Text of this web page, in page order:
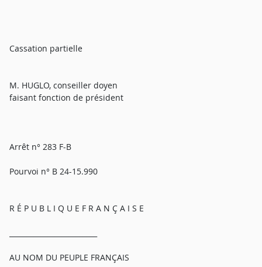
Cassation partielle
M. HUGLO, conseiller doyen
faisant fonction de président
Arrêt n° 283 F-B
Pourvoi n° B 24-15.990
R É P U B L I Q U E F R A N Ç A I S E
AU NOM DU PEUPLE FRANÇAIS